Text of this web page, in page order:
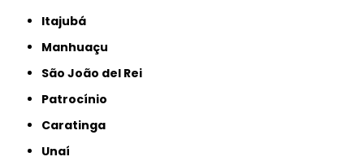
Itajubá
Manhuaçu
São João del Rei
Patrocínio
Caratinga
Unaí